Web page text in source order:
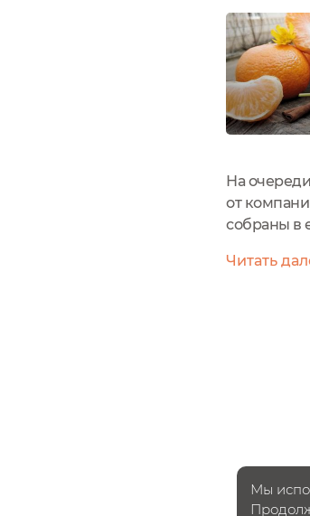
На
от
собраны в
могли
Читать
Мы